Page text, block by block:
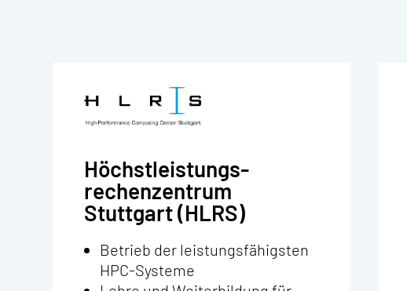
Höchstleistungs­
rechenzentrum
Stuttgart (HLRS)
Betrieb der leistungsfähigsten
HPC-Systeme